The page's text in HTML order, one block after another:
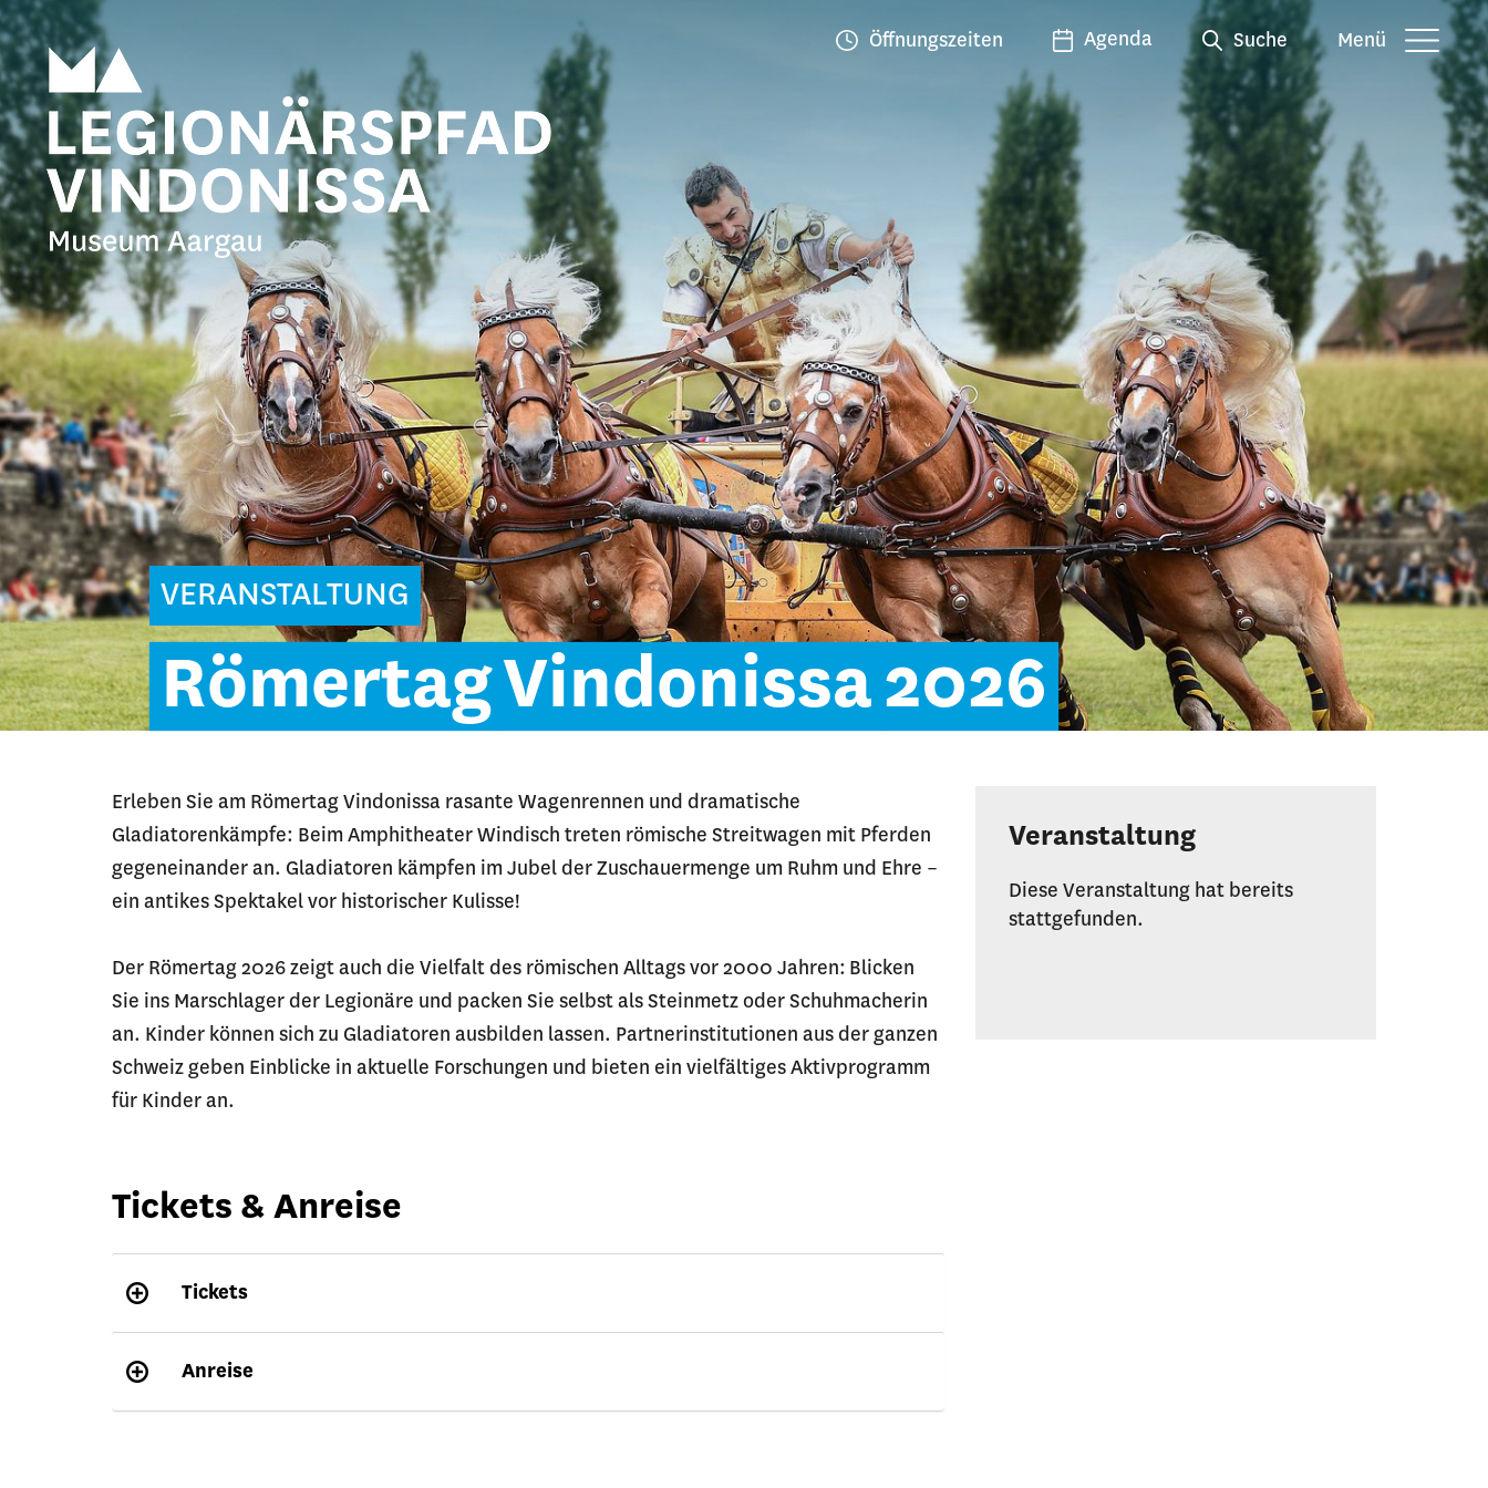
Öffnungszeiten Agenda Suche Menü
VERANSTALTUNG
RömertagVindonissa2026
Erleben Sie am Römertag Vindonissa rasante Wagenrennen und dramatische
Gladiatorenkämpfe: Beim Amphitheater Windisch treten römische Streitwagen mit Pferden
gegeneinander an. Gladiatoren kämpfen im Jubel der Zuschauermenge um Ruhm und Ehre –
ein antikes Spektakel vor historischer Kulisse!
Der Römertag 2026 zeigt auch die Vielfalt des römischen Alltags vor 2000 Jahren: Blicken
Sie ins Marschlager der Legionäre und packen Sie selbst als Steinmetz oder Schuhmacherin
an. Kinder können sich zu Gladiatoren ausbilden lassen. Partnerinstitutionen aus der ganzen
Schweiz geben Einblicke in aktuelle Forschungen und bieten ein vielfältiges Aktivprogramm
für Kinder an.
Tickets & Anreise
Tickets
Anreise
Veranstaltung
Diese Veranstaltung hat bereits
stattgefunden.